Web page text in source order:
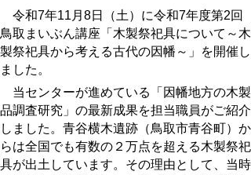
令和7年11 月 8日（土）に令和7年度第2回
鳥取まいぶん講座「木製祭祀具について～木
製祭祀具から考える古代の因幡～」を開催し
ました。
当センターが進めている「因幡地方の木製
品調査研究」の最新成果を担当職員がご紹介
しました。青谷横木遺跡（鳥取市青谷町）か
らは全国でも有数の２万点を超える木製祭祀
具が出土しています。その理由として、当時